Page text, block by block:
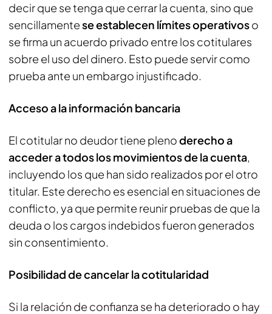
decir que se tenga que cerrar la cuenta, sino que
sencillamentese establecen límites operativoso
se firma un acuerdo privado entre los cotitulares
sobre el uso del dinero. Esto puede servir como
prueba ante un embargo injustificado.
Acceso a la información bancaria
El cotitular no deudor tiene plenoderecho a
acceder a todos los movimientos de la cuenta,
incluyendo los que han sido realizados por el otro
titular. Este derecho es esencial en situaciones de
conflicto, ya que permite reunir pruebas de que la
deuda o los cargos indebidos fueron generados
sin consentimiento.
Posibilidad de cancelar la cotitularidad
Si la relación de confianza se ha deteriorado o hay